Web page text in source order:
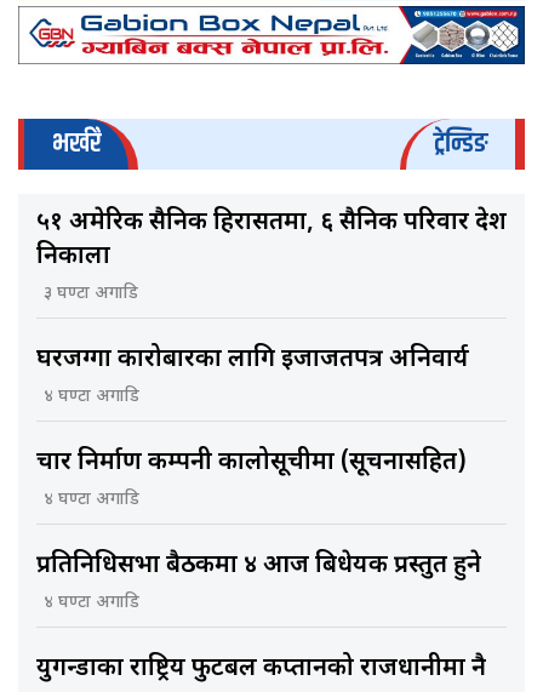
भर्खरै ट्रेन्डिङ
५१ अमेरिकी सैनिक हिरासतमा, ६ सैनिक परिवार देश
निकाला
३ घण्टा अगाडि
घरजग्गा कारोबारका लागि इजाजतपत्र अनिवार्य
४ घण्टा अगाडि
चार निर्माण कम्पनी कालोसूचीमा (सूचनासहित)
४ घण्टा अगाडि
प्रतिनिधिसभा बैठकमा ४ आज बिधेयक प्रस्तुत हुने
४ घण्टा अगाडि
युगन्डाका राष्ट्रिय फुटबल कप्तानको राजधानीमा नै